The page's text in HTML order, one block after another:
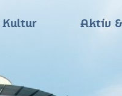
Kultur Aktiv